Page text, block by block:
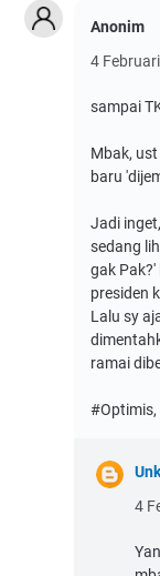
Anonim
4
sampai
Mbak,
baru
Jadi
sedang
gak
presiden
Lalu sy
ramai
#Optimis,
4